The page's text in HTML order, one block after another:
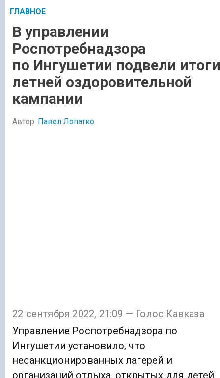
ГЛАВНОЕ
В управлении
Роспотребнадзора
по Ингушетии подвели итоги
летней оздоровительной
кампании
Автор: Павел Лопатко
22 сентября 2022, 21:09 — Голос Кавказа
Управление Роспотребнадзора по
Ингушетии установило, что
несанкционированных лагерей и
организаций отдыха, открытых для детей